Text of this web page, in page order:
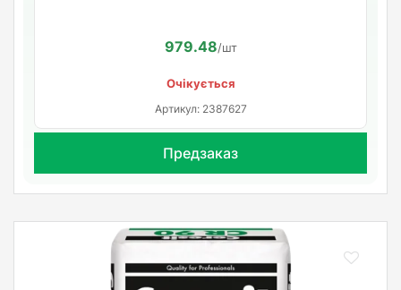
979.48/шт
Очікується
Артикул: 2387627
Предзаказ